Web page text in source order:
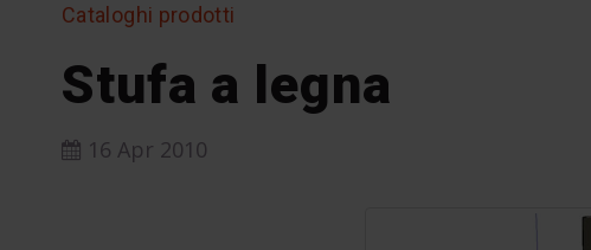
Cataloghi prodotti
Stufa a legna
16 Apr 2010